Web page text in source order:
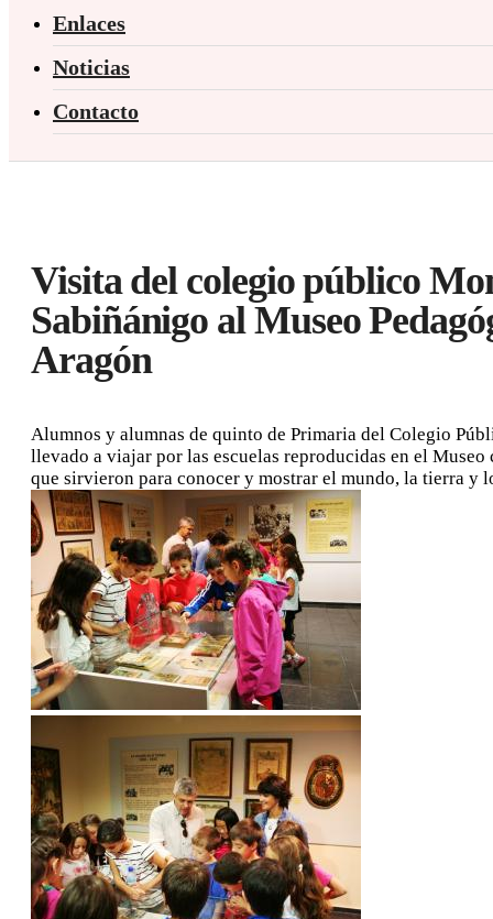
Enlaces
Noticias
Contacto
Visita del colegio público
Sabiñánigo al Museo
Aragón
Alumnos y alumnas de quinto de Primaria del Colegio
llevado a viajar por las escuelas reproducidas en el
que sirvieron para conocer y mostrar el mundo, la tierra y